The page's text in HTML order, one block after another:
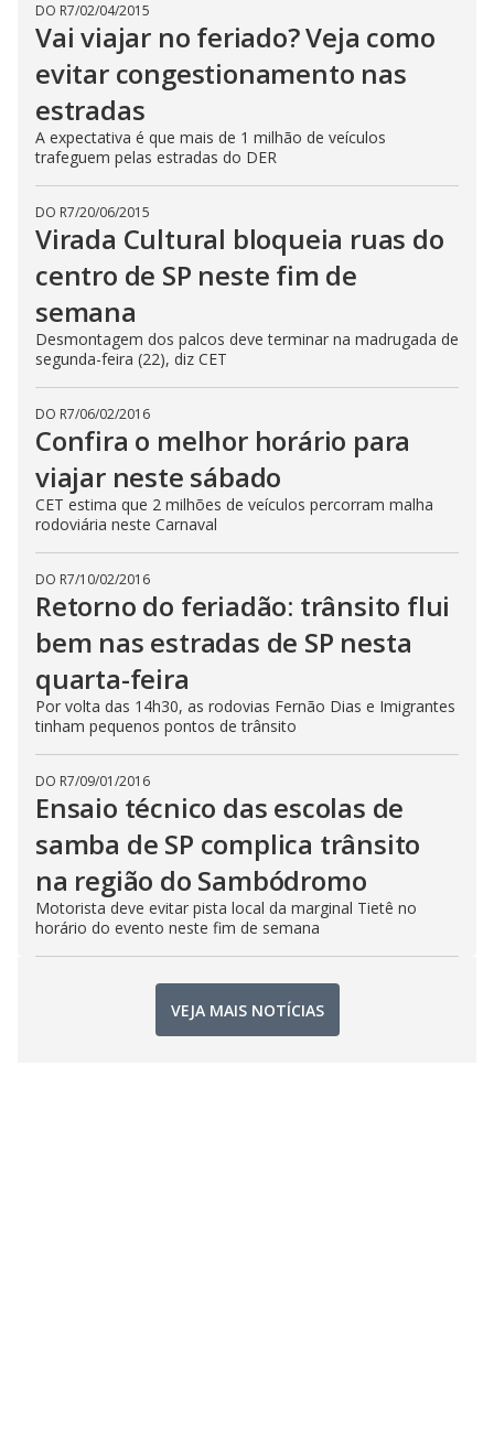
DO R7/02/04/2015
Vai viajar no feriado? Veja como
evitar congestionamento nas
estradas
A expectativa é que mais de 1 milhão de veículos
trafeguem pelas estradas do DER
DO R7/20/06/2015
Virada Cultural bloqueia ruas do
centro de SP neste fim de
semana
Desmontagem dos palcos deve terminar na madrugada de
segunda-feira (22), diz CET
DO R7/06/02/2016
Confira o melhor horário para
viajar neste sábado
CET estima que 2 milhões de veículos percorram malha
rodoviária neste Carnaval
DO R7/10/02/2016
Retorno do feriadão: trânsito flui
bem nas estradas de SP nesta
quarta-feira
Por volta das 14h30, as rodovias Fernão Dias e Imigrantes
tinham pequenos pontos de trânsito
DO R7/09/01/2016
Ensaio técnico das escolas de
samba de SP complica trânsito
na região do Sambódromo
Motorista deve evitar pista local da marginal Tietê no
horário do evento neste fim de semana
VEJA MAIS NOTÍCIAS